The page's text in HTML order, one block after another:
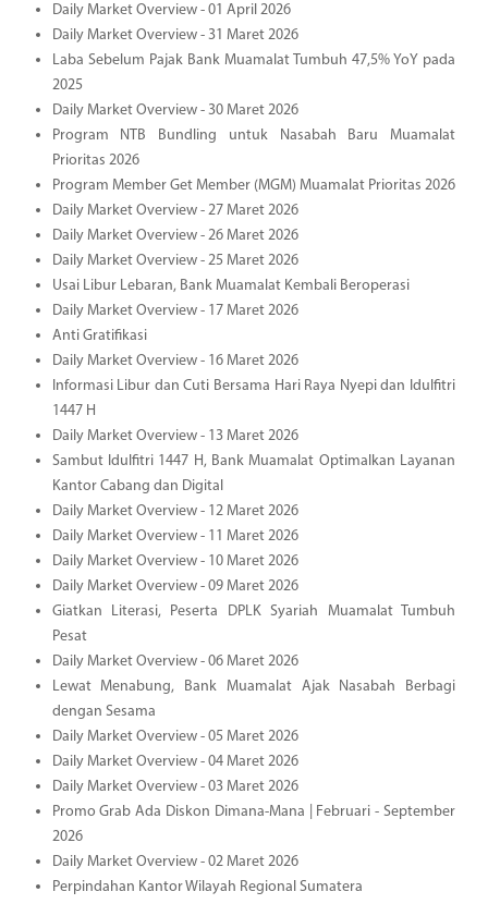
Daily Market Overview - 01 April 2026
Daily Market Overview - 31 Maret 2026
Laba Sebelum Pajak Bank Muamalat Tumbuh 47,5% YoY pada
2025
Daily Market Overview - 30 Maret 2026
Program NTB Bundling untuk Nasabah Baru Muamalat
Prioritas 2026
Program Member Get Member (MGM) Muamalat Prioritas 2026
Daily Market Overview - 27 Maret 2026
Daily Market Overview - 26 Maret 2026
Daily Market Overview - 25 Maret 2026
Usai Libur Lebaran, Bank Muamalat Kembali Beroperasi
Daily Market Overview - 17 Maret 2026
Anti Gratifikasi
Daily Market Overview - 16 Maret 2026
Informasi Libur dan Cuti Bersama Hari Raya Nyepi dan Idulfitri
1447 H
Daily Market Overview - 13 Maret 2026
Sambut Idulfitri 1447 H, Bank Muamalat Optimalkan Layanan
Kantor Cabang dan Digital
Daily Market Overview - 12 Maret 2026
Daily Market Overview - 11 Maret 2026
Daily Market Overview - 10 Maret 2026
Daily Market Overview - 09 Maret 2026
Giatkan Literasi, Peserta DPLK Syariah Muamalat Tumbuh
Pesat
Daily Market Overview - 06 Maret 2026
Lewat Menabung, Bank Muamalat Ajak Nasabah Berbagi
dengan Sesama
Daily Market Overview - 05 Maret 2026
Daily Market Overview - 04 Maret 2026
Daily Market Overview - 03 Maret 2026
Promo Grab Ada Diskon Dimana-Mana | Februari - September
2026
Daily Market Overview - 02 Maret 2026
Perpindahan Kantor Wilayah Regional Sumatera